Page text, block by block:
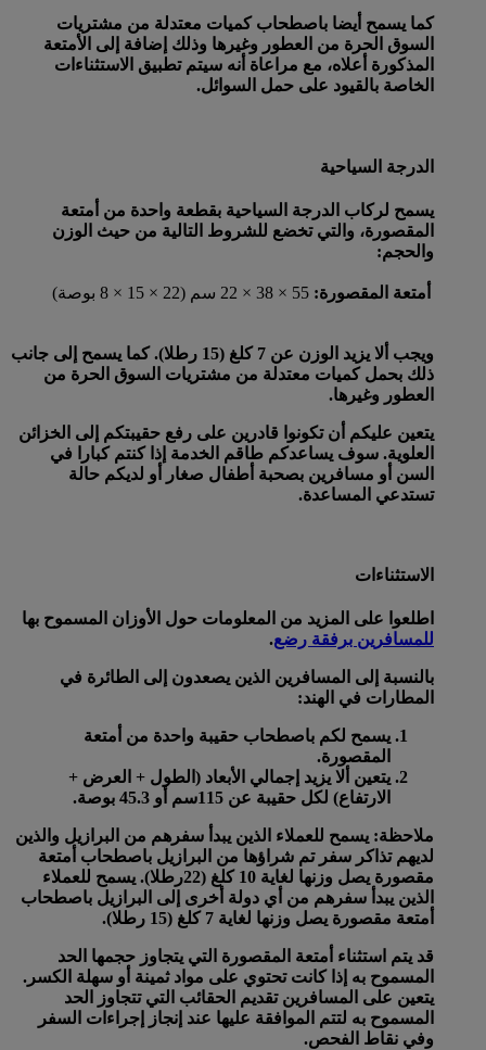
كما يسمح أيضا باصطحاب كميات معتدلة من مشتريات
السوق الحرة من العطور وغيرها وذلك إضافة إلى الأمتعة
المذكورة أعلاه، مع مراعاة أنه سيتم تطبيق الاستثناءات
الخاصة بالقيود على حمل السوائل.
الدرجة السياحية
يسمح لركاب الدرجة السياحية بقطعة واحدة من أمتعة
المقصورة، والتي تخضع للشروط التالية من حيث الوزن
والحجم:
أمتعة المقصورة: 55 × 38 × 22 سم (22 × 15 × 8 بوصة)
ويجب ألا يزيد الوزن عن 7 كلغ (15 رطلا). كما يسمح إلى جانب
ذلك بحمل كميات معتدلة من مشتريات السوق الحرة من
العطور وغيرها.
يتعين عليكم أن تكونوا قادرين على رفع حقيبتكم إلى الخزائن
العلوية. سوف يساعدكم طاقم الخدمة إذا كنتم كبارا في
السن أو مسافرين بصحبة أطفال صغار أو لديكم حالة
تستدعي المساعدة.
الاستثناءات
اطلعوا على المزيد من المعلومات حول الأوزان المسموح بها
للمسافرين برفقة رضع.
بالنسبة إلى المسافرين الذين يصعدون إلى الطائرة في
المطارات في الهند:
يسمح لكم باصطحاب حقيبة واحدة من أمتعة
المقصورة.
يتعين ألا يزيد إجمالي الأبعاد (الطول + العرض +
الارتفاع) لكل حقيبة عن 115سم أو 45.3 بوصة.
ملاحظة: يسمح للعملاء الذين يبدأ سفرهم من البرازيل والذين
لديهم تذاكر سفر تم شراؤها من البرازيل باصطحاب أمتعة
مقصورة يصل وزنها لغاية 10 كلغ (22رطلا). يسمح للعملاء
الذين يبدأ سفرهم من أي دولة أخرى إلى البرازيل باصطحاب
أمتعة مقصورة يصل وزنها لغاية 7 كلغ (15 رطلا).
قد يتم استثناء أمتعة المقصورة التي يتجاوز حجمها الحد
المسموح به إذا كانت تحتوي على مواد ثمينة أو سهلة الكسر.
يتعين على المسافرين تقديم الحقائب التي تتجاوز الحد
المسموح به لتتم الموافقة عليها عند إنجاز إجراءات السفر
وفي نقاط الفحص.